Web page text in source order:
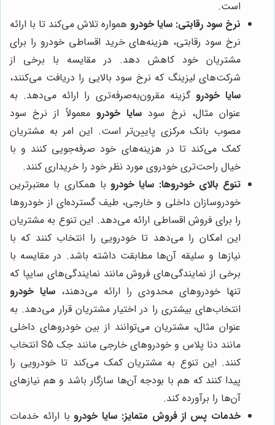
است.
نرخ سود رقابتی: سایا خودرو همواره تلاش می‌کند تا با ارائه
نرخ سود رقابتی، هزینه‌های خرید اقساطی خودرو را برای
مشتریان خود کاهش دهد. در مقایسه با برخی از
شرکت‌های لیزینگ که نرخ سود بالایی را دریافت می‌کنند،
سایا خودرو گزینه مقرون‌به‌صرفه‌تری را ارائه می‌دهد. به
عنوان مثال، نرخ سود سایا خودرو معمولاً از نرخ سود
مصوب بانک مرکزی پایین‌تر است. این امر به مشتریان
کمک می‌کند تا در هزینه‌های خود صرفه‌جویی کنند و با
خیال راحت‌تری خودروی مورد نظر خود را خریداری کنند.
تنوع بالای خودروها: سایا خودرو با همکاری با معتبرترین
خودروسازان داخلی و خارجی، طیف گسترده‌ای از خودروها
را برای فروش اقساطی ارائه می‌دهد. این تنوع به مشتریان
این امکان را می‌دهد تا خودرویی را انتخاب کنند که با
نیازها و سلیقه آن‌ها مطابقت داشته باشد. در مقایسه با
برخی از نمایندگی‌های فروش مانند نمایندگی‌های سایپا که
تنها خودروهای محدودی را ارائه می‌دهند، سایا خودرو
انتخاب‌های بیشتری را در اختیار مشتریان قرار می‌دهد. به
عنوان مثال، مشتریان می‌توانند از بین خودروهای داخلی
مانند دنا پلاس و خودروهای خارجی مانند جک S5 انتخاب
کنند. این تنوع به مشتریان کمک می‌کند تا خودرویی را
پیدا کنند که هم با بودجه آن‌ها سازگار باشد و هم نیازهای
آن‌ها را برآورده کند.
خدمات پس از فروش متمایز: سایا خودرو با ارائه خدمات